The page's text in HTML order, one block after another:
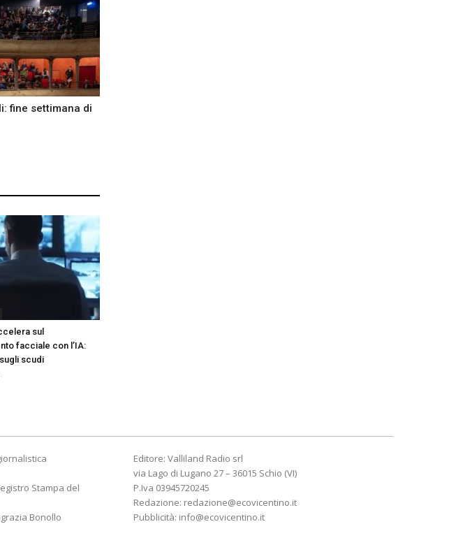
fine settimana di
sul
facciale con l’IA:
scudi
Stampa del
Bonollo
Editore: Valliland Radio srl
via Lago di Lugano 27 – 36015 Schio (VI)
P.Iva 03945720245
Redazione: redazione@ecovicentino.it
Pubblicità: info@ecovicentino.it